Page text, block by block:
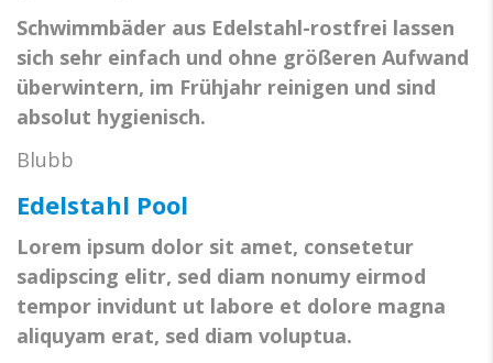
Schwimmbäder aus Edelstahl-rostfrei lassen
sich sehr einfach und ohne größeren Aufwand
überwintern, im Frühjahr reinigen und sind
absolut hygienisch.
Blubb
Edelstahl Pool
Lorem ipsum dolor sit amet, consetetur
sadipscing elitr, sed diam nonumy eirmod
tempor invidunt ut labore et dolore magna
aliquyam erat, sed diam voluptua.